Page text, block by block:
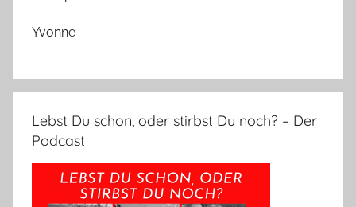
Yvonne
Lebst Du schon, oder stirbst Du noch? – Der
Podcast